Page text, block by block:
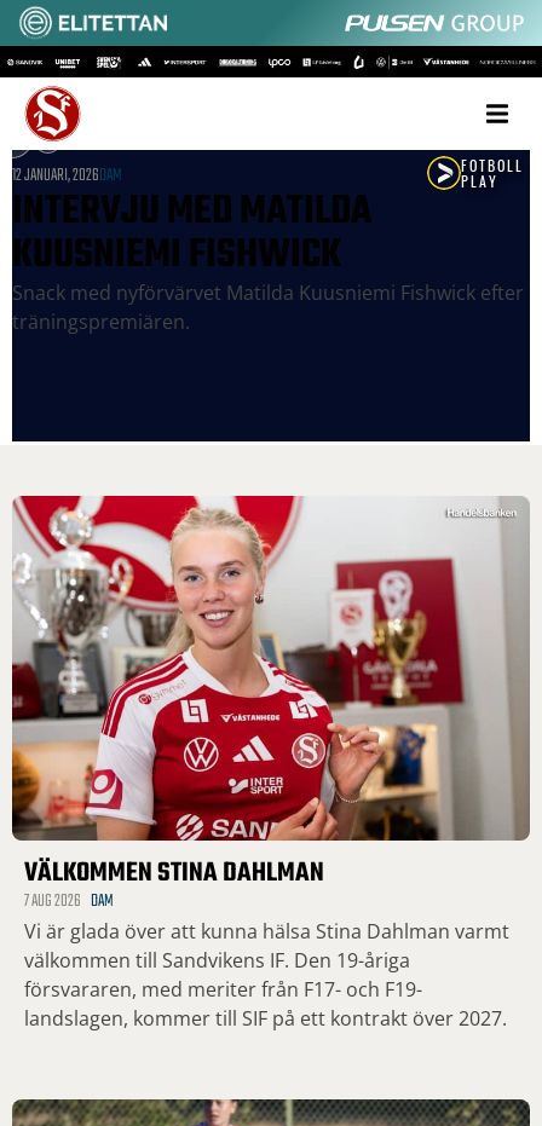
12 JANUARI, 2026DAM
INTERVJU MED MATILDA
KUUSNIEMI FISHWICK
Snack med nyförvärvet Matilda Kuusniemi Fishwick efter
träningspremiären.
VÄLKOMMEN STINA DAHLMAN
7 AUG 2026 DAM
Vi är glada över att kunna hälsa Stina Dahlman varmt
välkommen till Sandvikens IF. Den 19-åriga
försvararen, med meriter från F17- och F19-
landslagen, kommer till SIF på ett kontrakt över 2027.